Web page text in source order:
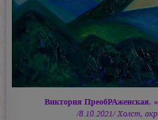
Виктория
/8.10.2021/ Холст,